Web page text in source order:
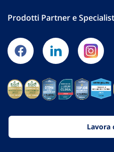
Prodotti Partner e
Lavora